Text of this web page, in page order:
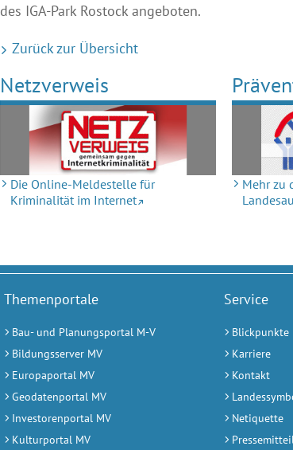
des IGA-Park Rostock angeboten.
Zurück zur Übersicht
Netzverweis
Die Online-Meldestelle für
Kriminalität im Internet
Mehr zu
Themenportale
Bau- und Planungsportal M-V
Bildungsserver MV
Europaportal MV
Geodatenportal MV
Investorenportal MV
Kulturportal MV
Service
Blickpunkte
Karriere
Kontakt
Netiquette